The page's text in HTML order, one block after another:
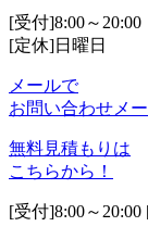
[受付]8:00～20:00
[定休]日曜日
メールで
お問い合わせ メ
無料見積もりは
こちらから！
[受付]8:00～